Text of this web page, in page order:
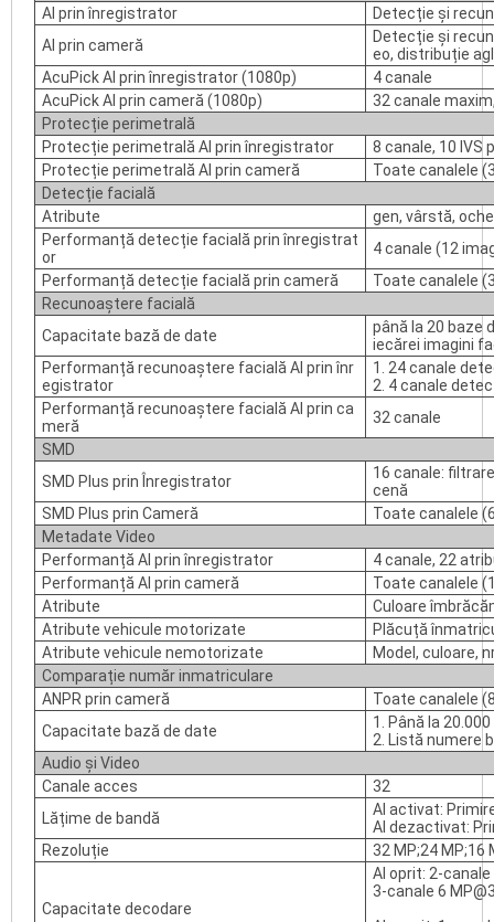
AI prin înregistrator
Detecție și
AI prin cameră
Detecție și
eo, distribuție
AcuPick AI prin înregistrator (1080p)
4 canale
AcuPick AI prin cameră (1080p)
32 canale
Protecție perimetrală
Protecție perimetrală AI prin înregistrator
8 canale, 10 IVS
Protecție perimetrală AI prin cameră
Toate canalele
Detecție facială
Atribute
gen, vârstă,
Performanță detecție facială prin înregistrat
or
4 canale (12
Performanță detecție facială prin cameră
Toate canalele
Recunoaștere facială
Capacitate bază de date
până la 20 baze
iecărei imagini
Performanță recunoaștere facială AI prin înr
egistrator
1. 24 canale
2. 4 canale
Performanță recunoaștere facială AI prin ca
meră
32 canale
SMD
SMD Plus prin Înregistrator
16 canale:
cenă
SMD Plus prin Cameră
Toate canalele
Metadate Video
Performanță AI prin înregistrator
4 canale, 22
Performanță AI prin cameră
Toate canalele
Atribute
Culoare
Atribute vehicule motorizate
Plăcuță
Atribute vehicule nemotorizate
Model, culoare,
Comparație număr inmatriculare
ANPR prin cameră
Toate canalele
Capacitate bază de date
1. Până la
2. Listă numere
Audio și Video
Canale acces
32
Lățime de bandă
AI activat:
AI dezactivat:
Rezoluție
32 MP;24 MP;16
Capacitate decodare
AI oprit: 2-
3-canale 6